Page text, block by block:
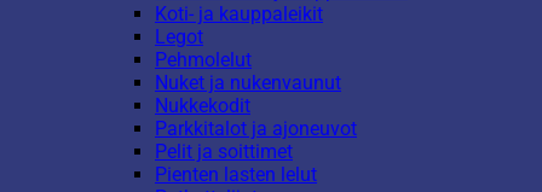
Koti- ja kauppaleikit
Legot
Pehmolelut
Nuket ja nukenvaunut
Nukkekodit
Parkkitalot ja ajoneuvot
Pelit ja soittimet
Pienten lasten lelut